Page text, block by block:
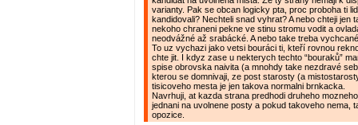
varianty. Pak se obcan logicky pta, proc proboha ti
kandidovali? Nechteli snad vyhrat? A nebo chteji jen
nekoho chraneni pekne ve stinu stromu vodit a
neodvážné až srabácké. A nebo take treba
To uz vychazi jako vetsi bouráci ti, kteří rovnou
chte jit. I kdyz zase u nekterych techto “bouraků”
spise obrovska naivita (a mnohdy take nezdravé
kterou se domnivaji, ze post starosty (a
tisicoveho mesta je jen takova normalni brnkacka.
Navrhuji, at kazda strana predhodi druheho
jednani na uvolnene posty a pokud takoveho nema,
opozice.